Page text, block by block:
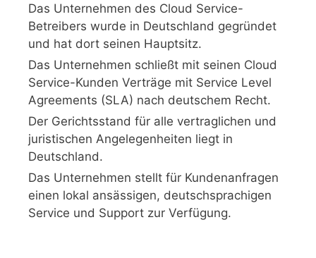
Das Unternehmen des Cloud Service-
Betreibers wurde in Deutschland gegründet
und hat dort seinen Hauptsitz.
Das Unternehmen schließt mit seinen Cloud
Service-Kunden Verträge mit Service Level
Agreements (SLA) nach deutschem Recht.
Der Gerichtsstand für alle vertraglichen und
juristischen Angelegenheiten liegt in
Deutschland.
Das Unternehmen stellt für Kundenanfragen
einen lokal ansässigen, deutschsprachigen
Service und Support zur Verfügung.